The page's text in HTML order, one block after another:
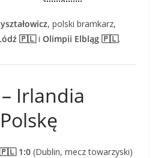
, polski bramkarz,
🇵🇱i Olimpii Elbląg 🇵🇱.
Irlandia
🇵🇱 1:0 (Dublin, mecz towarzyski)